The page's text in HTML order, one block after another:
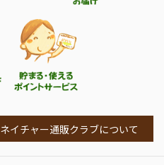
ネイチャー通販クラブについて